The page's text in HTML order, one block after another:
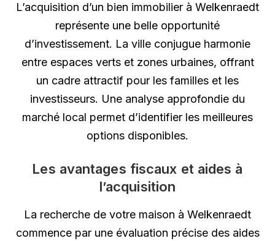
L’acquisition d’un bien immobilier à Welkenraedt
représente une belle opportunité
d’investissement. La ville conjugue harmonie
entre espaces verts et zones urbaines, offrant
un cadre attractif pour les familles et les
investisseurs. Une analyse approfondie du
marché local permet d’identifier les meilleures
options disponibles.
Les avantages fiscaux et aides à
l’acquisition
La recherche de votre maison à Welkenraedt
commence par une évaluation précise des aides